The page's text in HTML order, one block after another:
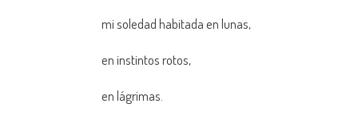
mi soledad habitada en lunas,
en instintos rotos,
en lágrimas.